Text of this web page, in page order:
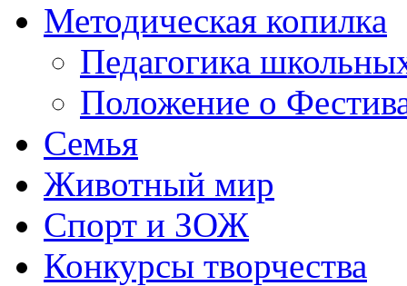
Методическая копилка
Педагогика
Положение о
Семья
Животный мир
Спорт и ЗОЖ
Конкурсы творчества